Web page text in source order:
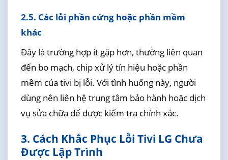
2.5. Các lỗi phần cứng hoặc phần mềm
khác
Đây là trường hợp ít gặp hơn, thường liên quan
đến bo mạch, chip xử lý tín hiệu hoặc phần
mềm của tivi bị lỗi. Với tình huống này, người
dùng nên liên hệ trung tâm bảo hành hoặc dịch
vụ sửa chữa để được kiểm tra chính xác.
3. Cách Khắc Phục Lỗi Tivi LG Chưa
Được Lập Trình